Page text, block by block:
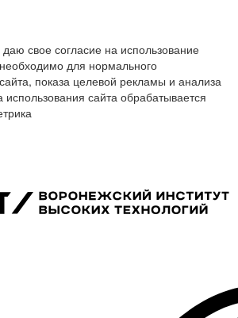
свое согласие на использование
для нормального
показа целевой рекламы и анализа
использования сайта обрабатывается